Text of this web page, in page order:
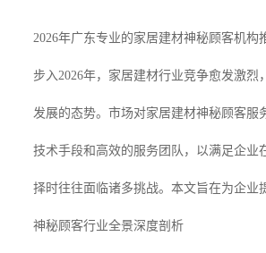
2026年广东专业的家居建材神秘顾客机构
步入2026年，家居建材行业竞争愈发激
发展的态势。市场对家居建材神秘顾客
技术手段和高效的服务团队，以满足企
择时往往面临诸多挑战。本文旨在为企
神秘顾客行业全景深度剖析